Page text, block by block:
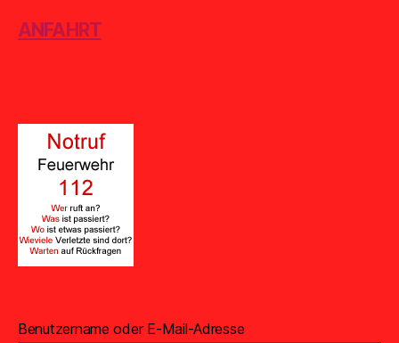
ANFAHRT
Benutzername oder E-Mail-Adresse